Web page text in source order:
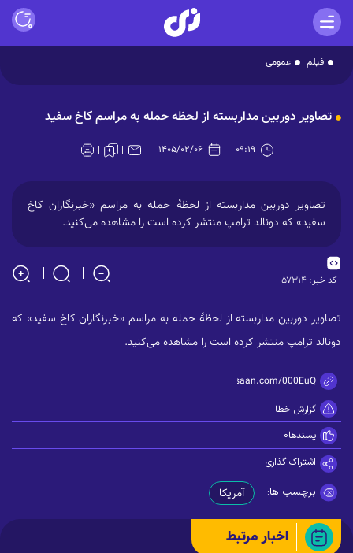
فیلم عمومی
Video
تصاویر دوربین مداربسته از لحظه حمله به مراسم کاخ سفید
۰۹:۱۹ ۱۴۰۵/۰۲/۰۶
تصاویر دوربین مداربسته از لحظهٔ حمله به مراسم «خبرنگاران کاخ
سفید» که دونالد ترامپ منتشر کرده است را مشاهده می‌کنید.
کد خبر: ۵۷۳۱۴
تصاویر دوربین مداربسته از لحظهٔ حمله به مراسم «خبرنگاران کاخ سفید» که
دونالد ترامپ منتشر کرده است را مشاهده می‌کنید.
https://zisaan.com/000EuQ
گزارش خطا
پسندها0
اشتراک گذاری
برچسب ها: آمریکا
اخبار مرتبط